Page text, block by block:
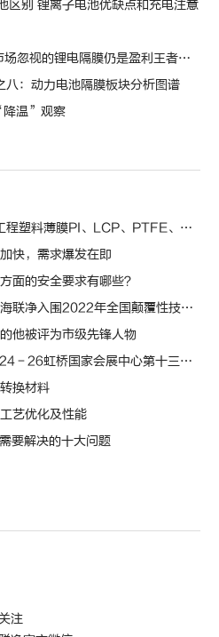
区别 锂离子电池优缺点和充电注意
的锂电隔膜仍是盈利王者？| 见智研究
：动力电池隔膜板块分析图谱
降温”观察
PI、LCP、PTFE、PPS、PEEK、PEN
快，需求爆发在即
面的安全要求有哪些？
入围2022年全国颠覆性技术创新大赛
他被评为市级先锋人物
虹桥国家会展中心第十三届模切展
换材料
艺优化及性能
要解决的十大问题
注